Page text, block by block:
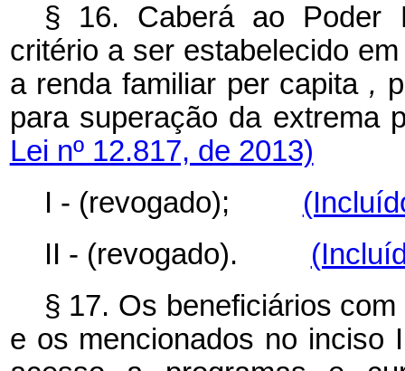
§ 16. Caberá ao Poder
critério a ser estabelecido
a renda familiar per capita ,
para superação da
Lei nº 12.817, de 2013)
I - (revogado);
II - (revogado).
§ 17. Os beneficiários
e os mencionados no inciso